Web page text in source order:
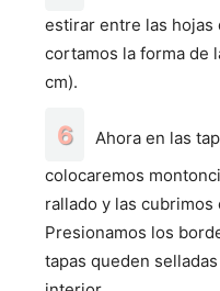
estirar entre las hojas
cortamos la forma de
cm).
Ahora en las
colocaremos
rallado y las cubrimos
Presionamos los
tapas queden